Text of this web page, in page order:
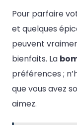
Pour parfaire
et quelques
peuvent
bienfaits. La
préférences ;
que vous avez
aimez.